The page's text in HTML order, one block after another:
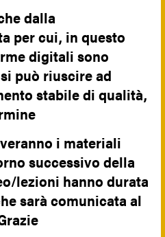
dalla
per cui, in questo
digitali sono
può riuscire ad
stabile di qualità,
i materiali
successivo della
lezioni hanno durata
sarà comunicata al